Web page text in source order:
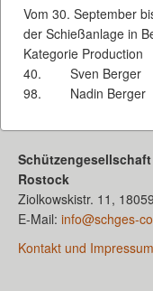
Vom 30. September
der Schießanlage in
Kategorie Production
40.
Sven Berger
98.
Nadin Berger
Rostock
Ziolkowskistr. 11,
E-Mail: info@schges-
Kontakt und Impressum